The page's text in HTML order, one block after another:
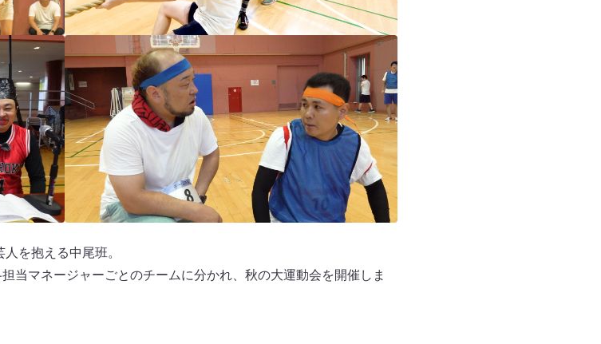
を抱える中尾班。
当マネージャーごとのチームに分かれ、秋の大運動会を開催しま